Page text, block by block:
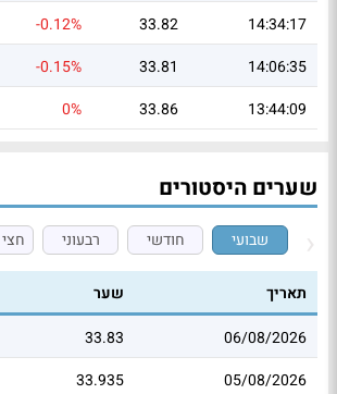
14:34:17
33.82
-0.12%
14:06:35
33.81
-0.15%
13:44:09
33.86
0%
שערים היסטורים
שבועי חודשי רבעוני
תאריך שער
06/08/2026
33.83
05/08/2026
33.935